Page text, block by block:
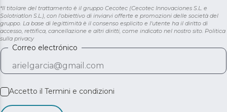
*Il titolare del trattamento è il gruppo Cecotec (Cecotec Innovaciones S.L. e
Solotriatlon S.L.), con l'obiettivo di inviarvi offerte e promozioni delle società del
gruppo. La base di legittimità è il consenso esplicito e l'utente ha il diritto di
accesso, rettifica, cancellazione e altri diritti, come indicato nel nostro sito. Politica
sulla privacy
Correo electrónico
Accetto il Termini e condizioni